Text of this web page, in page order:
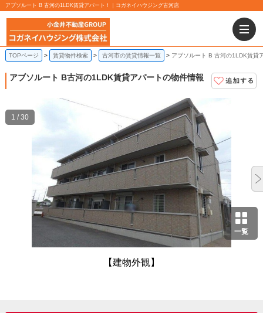
アブソルート B 古河の1LDK賃貸アパート！｜コガネイハウジング古河店
TOPページ 賃貸物件検索 古河市の賃貸情報一覧 アブソルート B 古河の1LDK賃貸
アブソルート B古河の1LDK賃貸アパートの物件情報
一覧
【建物外観】
1 / 30